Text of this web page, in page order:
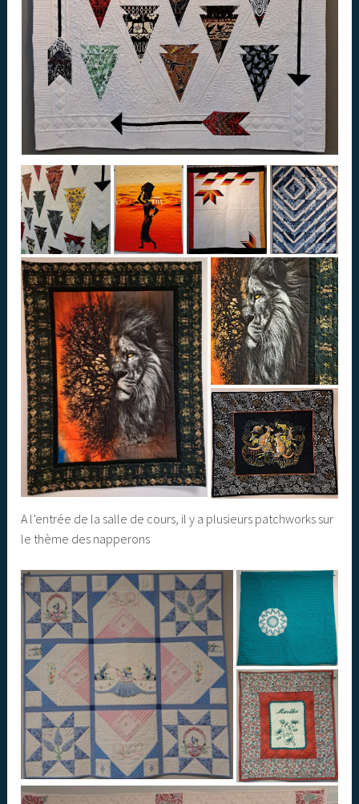
A l’entrée de la salle de cours, il y a plusieurs patchworks sur
le thème des napperons